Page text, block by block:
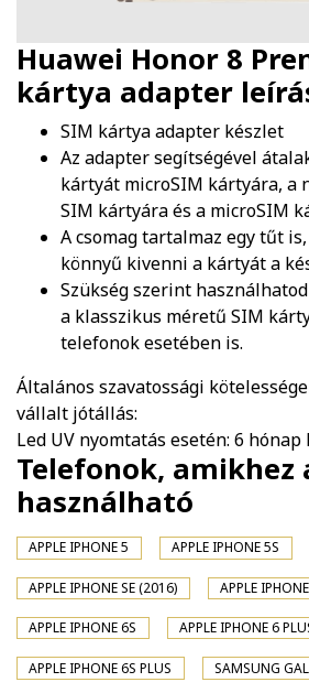
Huawei Honor 8
kártya adapter
SIM kártya adapter készlet
Az adapter segítségével
kártyát microSIM kártyára, a
SIM kártyára és a microSIM
A csomag tartalmaz egy tűt
könnyű kivenni a kártyát a
Szükség szerint
a klasszikus méretű SIM
telefonok esetében is.
Általános szavatossági
vállalt jótállás:
Led UV nyomtatás esetén: 6 hónap
Telefonok, amikhez
használható
APPLE IPHONE 5 APPLE IPHONE 5S
APPLE IPHONE SE (2016) APPLE
APPLE IPHONE 6S APPLE IPHONE 6
APPLE IPHONE 6S PLUS SAMSUNG